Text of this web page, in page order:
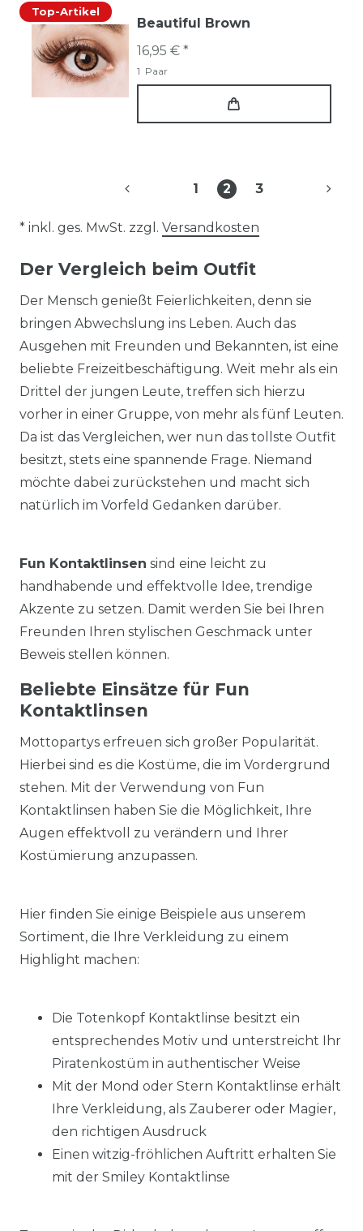
Top-Artikel
Beautiful Brown
16,95 € *
1 Paar
1 2 3
* inkl. ges. MwSt. zzgl. Versandkosten
Der Vergleich beim Outfit
Der Mensch genießt Feierlichkeiten, denn sie
bringen Abwechslung ins Leben. Auch das
Ausgehen mit Freunden und Bekannten, ist eine
beliebte Freizeitbeschäftigung. Weit mehr als ein
Drittel der jungen Leute, treffen sich hierzu
vorher in einer Gruppe, von mehr als fünf Leuten.
Da ist das Vergleichen, wer nun das tollste Outfit
besitzt, stets eine spannende Frage. Niemand
möchte dabei zurückstehen und macht sich
natürlich im Vorfeld Gedanken darüber.
Fun Kontaktlinsen sind eine leicht zu
handhabende und effektvolle Idee, trendige
Akzente zu setzen. Damit werden Sie bei Ihren
Freunden Ihren stylischen Geschmack unter
Beweis stellen können.
Beliebte Einsätze für Fun
Kontaktlinsen
Mottopartys erfreuen sich großer Popularität.
Hierbei sind es die Kostüme, die im Vordergrund
stehen. Mit der Verwendung von Fun
Kontaktlinsen haben Sie die Möglichkeit, Ihre
Augen effektvoll zu verändern und Ihrer
Kostümierung anzupassen.
Hier finden Sie einige Beispiele aus unserem
Sortiment, die Ihre Verkleidung zu einem
Highlight machen:
Die Totenkopf Kontaktlinse besitzt ein
entsprechendes Motiv und unterstreicht Ihr
Piratenkostüm in authentischer Weise
Mit der Mond oder Stern Kontaktlinse erhält
Ihre Verkleidung, als Zauberer oder Magier,
den richtigen Ausdruck
Einen witzig-fröhlichen Auftritt erhalten Sie
mit der Smiley Kontaktlinse